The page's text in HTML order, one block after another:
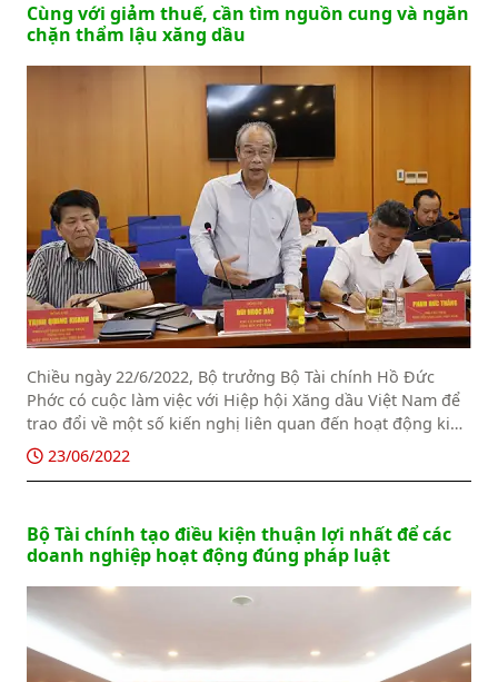
Cùng với giảm thuế, cần tìm nguồn cung và ngăn
chặn thẩm lậu xăng dầu
Chiều ngày 22/6/2022, Bộ trưởng Bộ Tài chính Hồ Đức
Phớc có cuộc làm việc với Hiệp hội Xăng dầu Việt Nam để
trao đổi về một số kiến nghị liên quan đến hoạt động kinh
doanh xăng dầu.
23/06/2022
Bộ Tài chính tạo điều kiện thuận lợi nhất để các
doanh nghiệp hoạt động đúng pháp luật